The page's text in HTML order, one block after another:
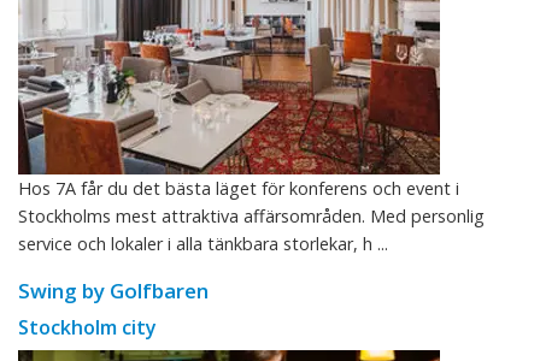
Hos 7A får du det bästa läget för konferens och event i
Stockholms mest attraktiva affärsområden. Med personlig
service och lokaler i alla tänkbara storlekar, h ...
Swing by Golfbaren
Stockholm city